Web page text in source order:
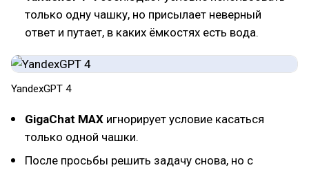
только одну чашку, но присылает неверный
ответ и путает, в каких ёмкостях есть вода.
YandexGPT 4
GigaChat MAX игнорирует условие касаться
только одной чашки.
После просьбы решить задачу снова, но с